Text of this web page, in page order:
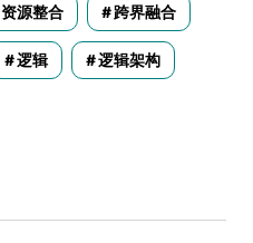
资源整合 跨界融合
逻辑 逻辑架构